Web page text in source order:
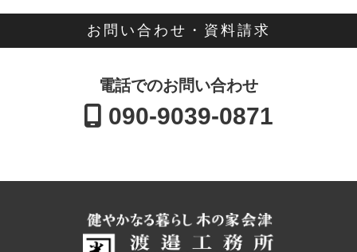
お問い合わせ・資料請求
電話でのお問い合わせ
090-9039-0871